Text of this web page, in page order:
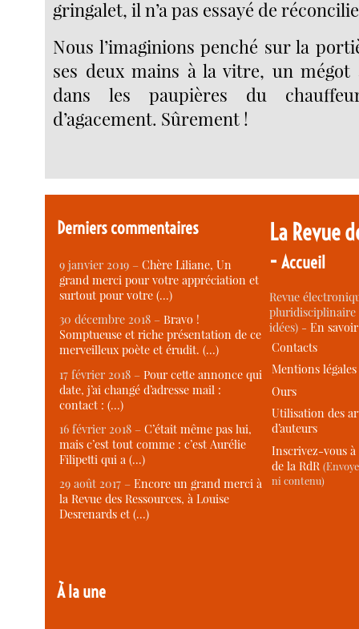
gringalet, il n’a pas essayé de
Nous l’imaginions penché sur la
ses deux mains à la vitre, un mégot
dans les paupières du
d’agacement. Sûrement !
Derniers commentaires
9 janvier 2019 –Chère Liliane, Un
grand merci pour votre appréciation et
surtout pour votre (…)
30 décembre 2018 –Bravo !
Somptueuse et riche présentation de ce
merveilleux poète et érudit. (…)
17 février 2018 –Pour cette annonce qui
date, j’ai changé d’adresse mail :
contact : (…)
16 février 2018 –C’était même pas lui,
mais c’est tout comme : c’est Aurélie
Filipetti qui a (…)
29 août 2017 –Encore un grand merci à
la Revue des Ressources, à Louise
Desrenards et (…)
À la une
La Revue
-Accueil
Revue
idées) -En
Contacts
Mentions légales
Ours
Utilisation des
d’auteurs
Inscrivez-vous
de la RdR
ni contenu)